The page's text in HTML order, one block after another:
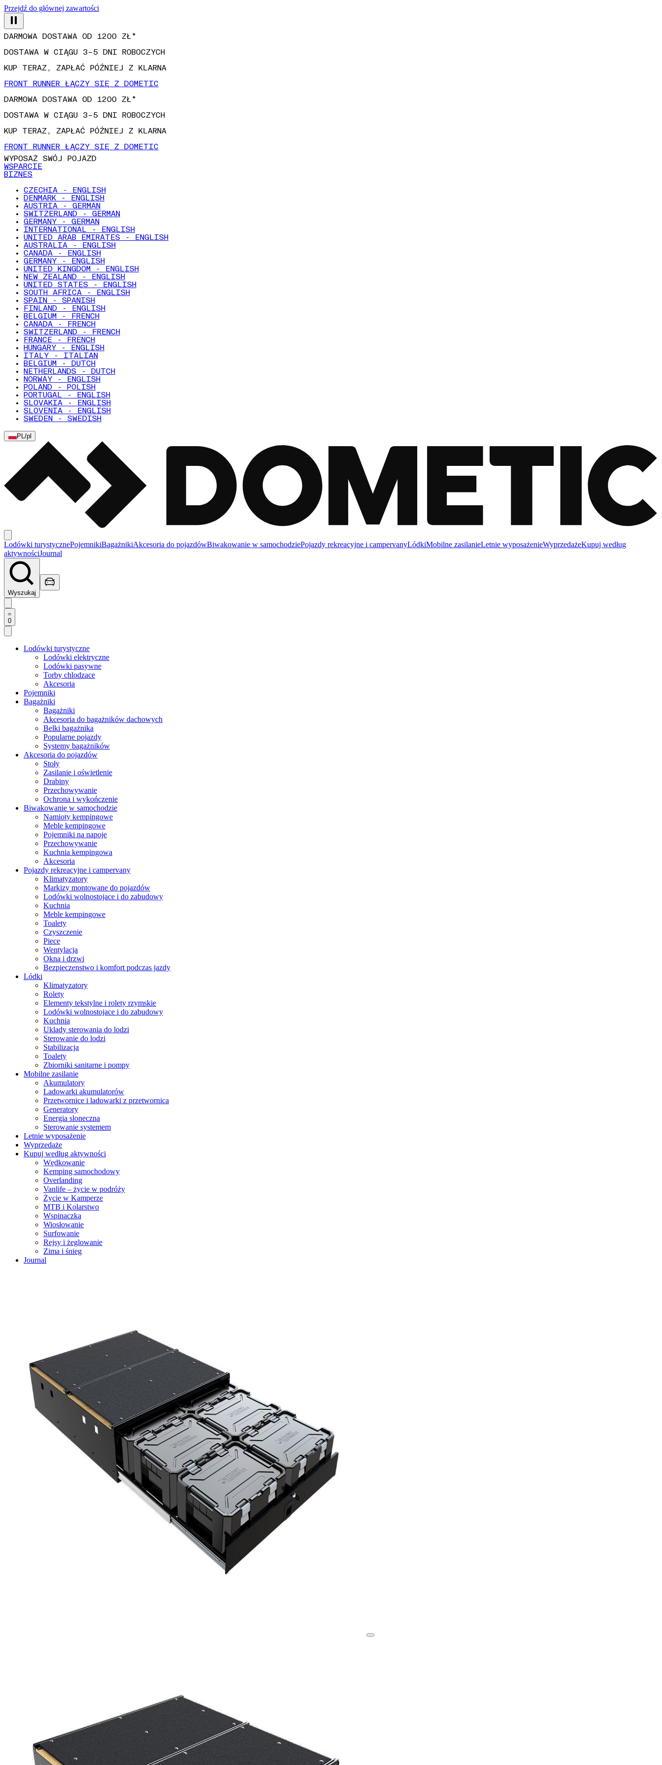
Przejdź do głównej zawartości
DARMOWA DOSTAWA OD 1200 ZŁ*
DOSTAWA W CIĄGU 3–5 DNI ROBOCZYCH
KUP TERAZ, ZAPŁAĆ PÓŹNIEJ Z KLARNA
FRONT RUNNER ŁĄCZY SIĘ Z DOMETIC
DARMOWA DOSTAWA OD 1200 ZŁ*
DOSTAWA W CIĄGU 3–5 DNI ROBOCZYCH
KUP TERAZ, ZAPŁAĆ PÓŹNIEJ Z KLARNA
FRONT RUNNER ŁĄCZY SIĘ Z DOMETIC
WYPOSAŻ SWÓJ POJAZD
WSPARCIE
BIZNES
CZECHIA - ENGLISH
DENMARK - ENGLISH
AUSTRIA - GERMAN
SWITZERLAND - GERMAN
GERMANY - GERMAN
INTERNATIONAL - ENGLISH
UNITED ARAB EMIRATES - ENGLISH
AUSTRALIA - ENGLISH
CANADA - ENGLISH
GERMANY - ENGLISH
UNITED KINGDOM - ENGLISH
NEW ZEALAND - ENGLISH
UNITED STATES - ENGLISH
SOUTH AFRICA - ENGLISH
SPAIN - SPANISH
FINLAND - ENGLISH
BELGIUM - FRENCH
CANADA - FRENCH
SWITZERLAND - FRENCH
FRANCE - FRENCH
HUNGARY - ENGLISH
ITALY - ITALIAN
BELGIUM - DUTCH
NETHERLANDS - DUTCH
NORWAY - ENGLISH
POLAND - POLISH
PORTUGAL - ENGLISH
SLOVAKIA - ENGLISH
SLOVENIA - ENGLISH
SWEDEN - SWEDISH
PL/pl
Lodówki turystycznePojemnikiBagażnikiAkcesoria do pojazdówBiwakowanie w samochodziePojazdy rekreacyjne i campervanyLódkiMobilne zasilanieLetnie wyposażenieWyprzedażeKupuj według
aktywnościJournal
Wyszukaj
0
Lodówki turystyczne
Lodówki elektryczne
Lodówki pasywne
Torby chlodzace
Akcesoria
Pojemniki
Bagażniki
Bagażniki
Akcesoria do bagażników dachowych
Belki bagażnika
Popularne pojazdy
Systemy bagażników
Akcesoria do pojazdów
Stoły
Zasilanie i oświetlenie
Drabiny
Przechowywanie
Ochrona i wykończenie
Biwakowanie w samochodzie
Namioty kempingowe
Meble kempingowe
Pojemniki na napoje
Przechowywanie
Kuchnia kempingowa
Akcesoria
Pojazdy rekreacyjne i campervany
Klimatyzatory
Markizy montowane do pojazdów
Lodówki wolnostojace i do zabudowy
Kuchnia
Meble kempingowe
Toalety
Czyszczenie
Piece
Wentylacja
Okna i drzwi
Bezpieczenstwo i komfort podczas jazdy
Lódki
Klimatyzatory
Rolety
Elementy tekstylne i rolety rzymskie
Lodówki wolnostojace i do zabudowy
Kuchnia
Uklady sterowania do lodzi
Sterowanie do lodzi
Stabilizacja
Toalety
Zbiorniki sanitarne i pompy
Mobilne zasilanie
Akumulatory
Ladowarki akumulatorów
Przetwornice i ladowarki z przetwornica
Generatory
Energia sloneczna
Sterowanie systemem
Letnie wyposażenie
Wyprzedaże
Kupuj według aktywności
Wędkowanie
Kemping samochodowy
Overlanding
Vanlife – życie w podróży
Życie w Kamperze
MTB i Kolarstwo
Wspinaczka
Wiosłowanie
Surfowanie
Rejsy i żeglowanie
Zima i śnieg
Journal